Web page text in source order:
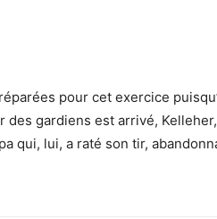
pour cet exercice
des gardiens est arrivé,
qui, lui, a raté son tir,